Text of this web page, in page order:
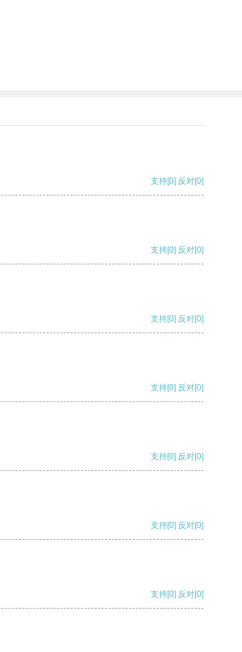
支持[0] 反对[0]
支持[0] 反对[0]
支持[0] 反对[0]
支持[0] 反对[0]
支持[0] 反对[0]
支持[0] 反对[0]
支持[0] 反对[0]